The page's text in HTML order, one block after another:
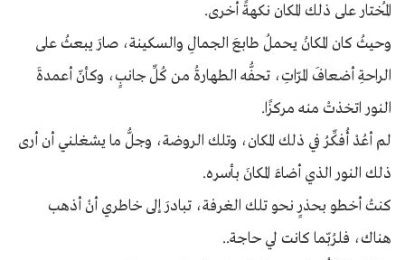
المُختار على ذلك المكان نكهةً أخرى.
وحيثُ كان المكانُ يحملُ طابعَ الجمالِ والسكينة، صارَ يبعثُ على
الراحةِ أضعافَ المرّاتِ، تحفُّه الطهارةُ من كُلِّ جانبٍ، وكأنّ أعمدةَ
النور اتخذتْ منه مركزًا.
لم أعُدْ أُفكِّرُ في ذلك المكان، وتلك الروضة، وجلُّ ما يشغلني أن أرى
ذلك النور الذي أضاءَ المكانَ بأسره.
كنتُ أخطو بحذرٍ نحو تلك الغرفة، تبادرَ إلى خاطري أنْ أذهب
هناك، فلرُبّما كانت لي حاجة..